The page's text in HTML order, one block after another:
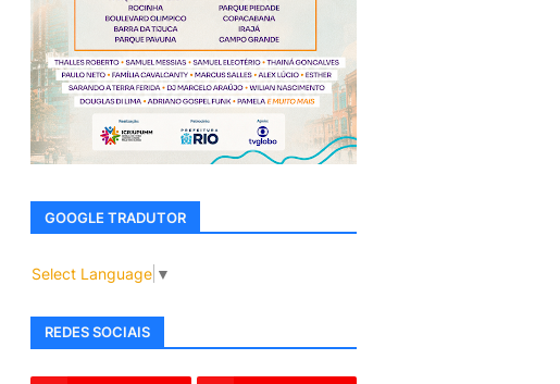
GOOGLE TRADUTOR
Select Language ▼
REDES SOCIAIS